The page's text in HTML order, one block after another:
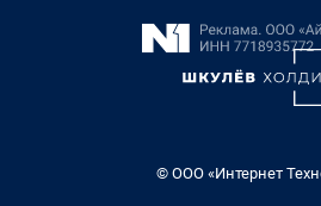
© ООО «Интернет